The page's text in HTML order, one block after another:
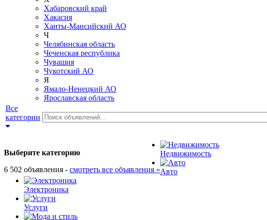
Хабаровский край
Хакасия
Ханты-Мансийский АО
Ч
Челябинская область
Чеченская республика
Чувашия
Чукотский АО
Я
Ямало-Ненецкий АО
Ярославская область
Все
категории
Выберите категорию
6 502 объявления - смотреть все объявления »
Недвижимость
Авто
Электроника
Услуги